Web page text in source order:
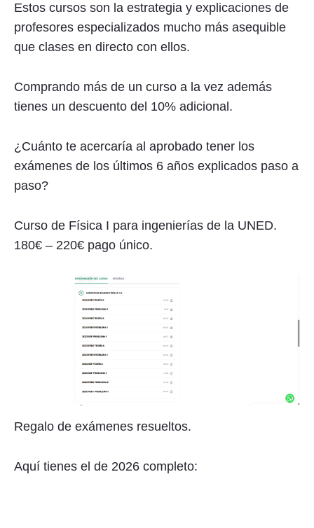
Estos cursos son la estrategia y explicaciones de
profesores especializados mucho más asequible
que clases en directo con ellos.
Comprando más de un curso a la vez además
tienes un descuento del 10% adicional.
¿Cuánto te acercaría al aprobado tener los
exámenes de los últimos 6 años explicados paso a
paso?
Curso de Física I para ingenierías de la UNED.
180€ – 220€ pago único.
Regalo de exámenes resueltos.
Aquí tienes el de 2026 completo: